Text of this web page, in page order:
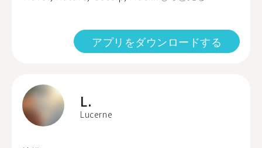
アプリをダウンロードする
L.
Lucerne